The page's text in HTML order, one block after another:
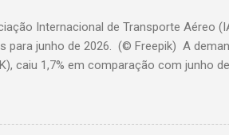
Internacional de Transporte Aéreo
para junho de 2026. (© Freepik) A
caiu 1,7% em comparação com junho
anterior. A taxa de ocupação foi de
internacional caiu 0,9% em